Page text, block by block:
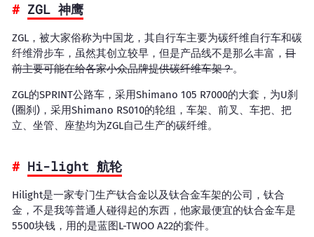
ZGL 神鹰
ZGL，被大家俗称为中国龙，其自行车主要为碳纤维自行车和碳
纤维滑步车，虽然其创立较早，但是产品线不是那么丰富， 目
前主要可能在给各家小众品牌提供碳纤维车架？。
ZGL的SPRINT公路车，采用Shimano 105 R7000的大套，为U刹
(圈刹)，采用Shimano RS010的轮组，车架、前叉、车把、把
立、坐管、座垫均为ZGL自己生产的碳纤维。
Hi-light 航轮
Hilight是一家专门生产钛合金以及钛合金车架的公司，钛合
金，不是我等普通人碰得起的东西，他家最便宜的钛合金车是
5500块钱，用的是蓝图L-TWOO A22的套件。